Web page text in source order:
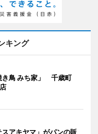
キング
き鳥 みち家」 千歳町
アキヤマ」がパンの販